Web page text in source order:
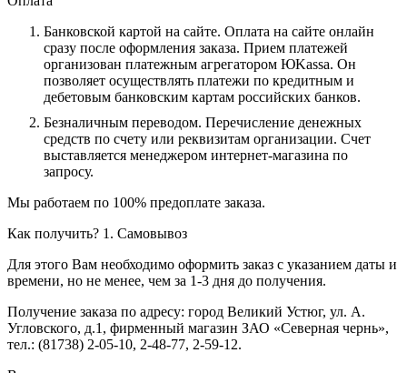
Банковской картой на сайте. Оплата на сайте онлайн
сразу после оформления заказа. Прием платежей
организован платежным агрегатором ЮKassa. Он
позволяет осуществлять платежи по кредитным и
дебетовым банковским картам российских банков.
Безналичным переводом. Перечисление денежных
средств по счету или реквизитам организации. Счет
выставляется менеджером интернет-магазина по
запросу.
Мы работаем по 100% предоплате заказа.
Как получить? 1. Самовывоз
Для этого Вам необходимо оформить заказ с указанием даты и
времени, но не менее, чем за 1-3 дня до получения.
Получение заказа по адресу: город Великий Устюг, ул. А.
Угловского, д.1, фирменный магазин ЗАО «Северная чернь»,
тел.: (81738) 2-05-10, 2-48-77, 2-59-12.